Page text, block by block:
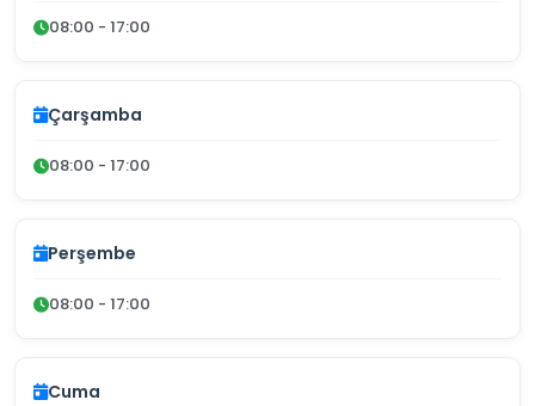
08:00 - 17:00
Çarşamba
08:00 - 17:00
Perşembe
08:00 - 17:00
Cuma